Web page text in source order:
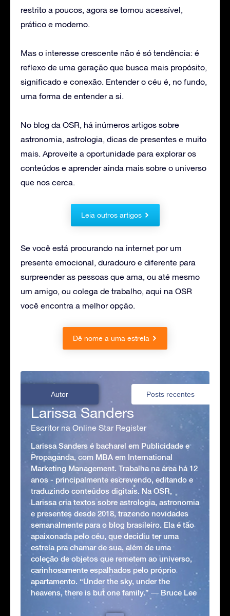
restrito a poucos, agora se tornou acessível,
prático e moderno.
Mas o interesse crescente não é só tendência: é
reflexo de uma geração que busca mais propósito,
significado e conexão. Entender o céu é, no fundo,
uma forma de entender a si.
No blog da OSR, há inúmeros artigos sobre
astronomia, astrologia, dicas de presentes e muito
mais. Aproveite a oportunidade para explorar os
conteúdos e aprender ainda mais sobre o universo
que nos cerca.
Leia outros artigos
Se você está procurando na internet por um
presente emocional, duradouro e diferente para
surpreender as pessoas que ama, ou até mesmo
um amigo, ou colega de trabalho, aqui na OSR
você encontra a melhor opção.
Dê nome a uma estrela
Autor Posts recentes
Larissa Sanders
Escritor na Online Star Register
Larissa Sanders é bacharel em Publicidade e
Propaganda, com MBA em International
Marketing Management. Trabalha na área há 12
anos - principalmente escrevendo, editando e
traduzindo conteúdos digitais. Na OSR,
Larissa cria textos sobre astrologia, astronomia
e presentes desde 2018, trazendo novidades
semanalmente para o blog brasileiro. Ela é tão
apaixonada pelo céu, que decidiu ter uma
estrela pra chamar de sua, além de uma
coleção de objetos que remetem ao universo,
carinhosamente espalhados pelo próprio
apartamento. “Under the sky, under the
heavens, there is but one family.” ― Bruce Lee